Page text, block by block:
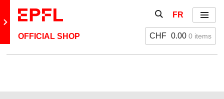
Retour au site principal
OFFICIAL SHOP
Afficher /
FR Menu
CHF 0.00 0 items